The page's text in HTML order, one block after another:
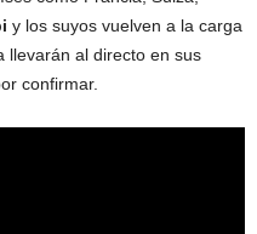
y los suyos vuelven a la carga
llevarán al directo en sus
confirmar.